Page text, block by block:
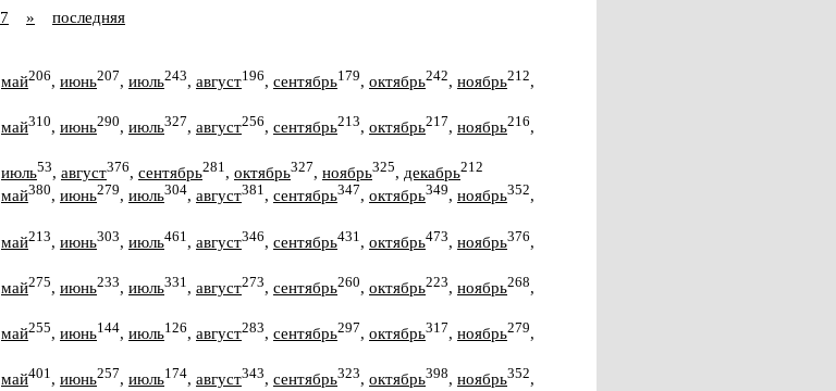
7 » последняя
май206, июнь207, июль243, август196, сентябрь179, октябрь242, ноябрь212,
май310, июнь290, июль327, август256, сентябрь213, октябрь217, ноябрь216,
июль53, август376, сентябрь281, октябрь327, ноябрь325, декабрь212
май380, июнь279, июль304, август381, сентябрь347, октябрь349, ноябрь352,
май213, июнь303, июль461 , август346, сентябрь431 , октябрь473, ноябрь376,
май275, июнь233, июль331 , август273, сентябрь260, октябрь223, ноябрь268,
май255, июнь144, июль126, август283, сентябрь297, октябрь317, ноябрь279,
май401, июнь257, июль174, август343, сентябрь323, октябрь398, ноябрь352,